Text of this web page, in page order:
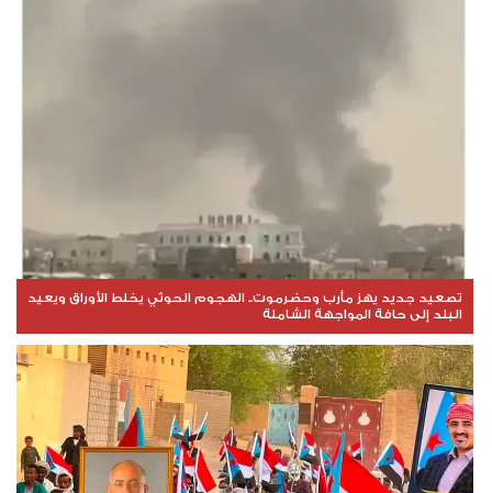
تصعيد جديد يهز مأرب وحضرموت.. الهجوم الحوثي يخلط الأوراق ويعيد
البلد إلى حافة المواجهة الشاملة